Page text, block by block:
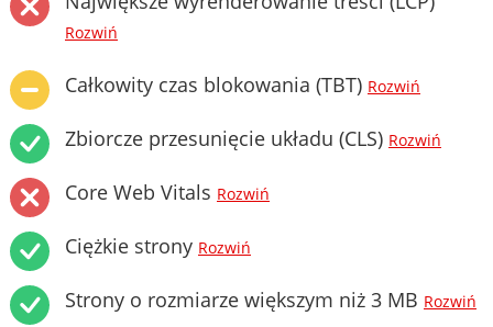
Rozwiń
Całkowity czas blokowania (TBT) Rozwiń
Zbiorcze przesunięcie układu (CLS) Rozwiń
Core Web Vitals Rozwiń
Ciężkie strony Rozwiń
Strony o rozmiarze większym niż 3 MB Rozwiń